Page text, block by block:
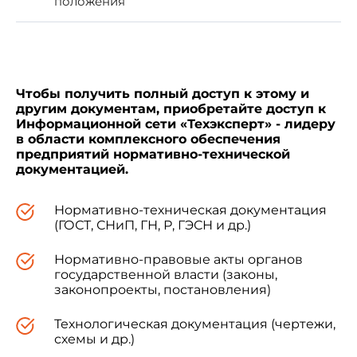
полимерсиликатных бетонов поГОСТ 25246-82
агрессивных сред (далее - сред) путем
испытания контрольных образцов.
Настоящий стандарт следует применять
при определении химической стойкости
бетонов, устанавливаемой в стандартах,
технических условиях и рабочих чертежах на
конструкции из полимербетонов или
изучении химической стойкости новых составов
и видов указанных бетонов.
Методика прогнозирования долговечности
химически стойких бетонов по результатам
Чтобы получить полный доступ к этому и
другим документам, приобретайте доступ к
Информационной сети «Техэксперт» - лидеру
в области комплексного обеспечения
предприятий нормативно-технической
документацией.
Нормативно-техническая документация
(ГОСТ, СНиП, ГН, Р, ГЭСН и др.)
Нормативно-правовые акты органов
государственной власти (законы,
законопроекты, постановления)
Технологическая документация (чертежи,
схемы и др.)